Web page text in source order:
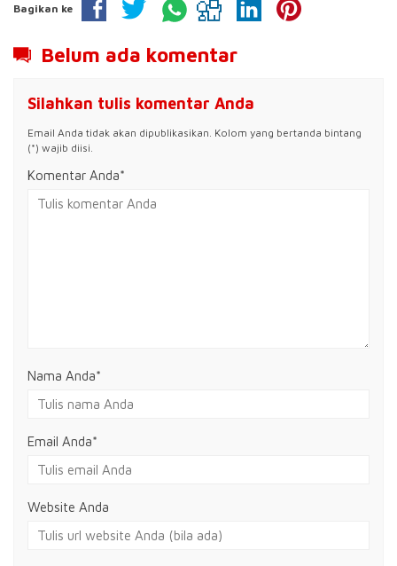
Bagikan ke
Belum ada komentar
Silahkan tulis komentar Anda
Email Anda tidak akan dipublikasikan. Kolom yang bertanda bintang
(*) wajib diisi.
Komentar Anda*
Nama Anda*
Email Anda*
Website Anda